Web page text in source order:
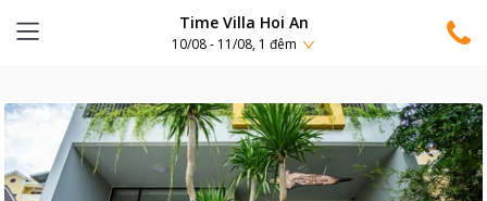
Time Villa Hoi An
10/08 - 11/08, 1 đêm